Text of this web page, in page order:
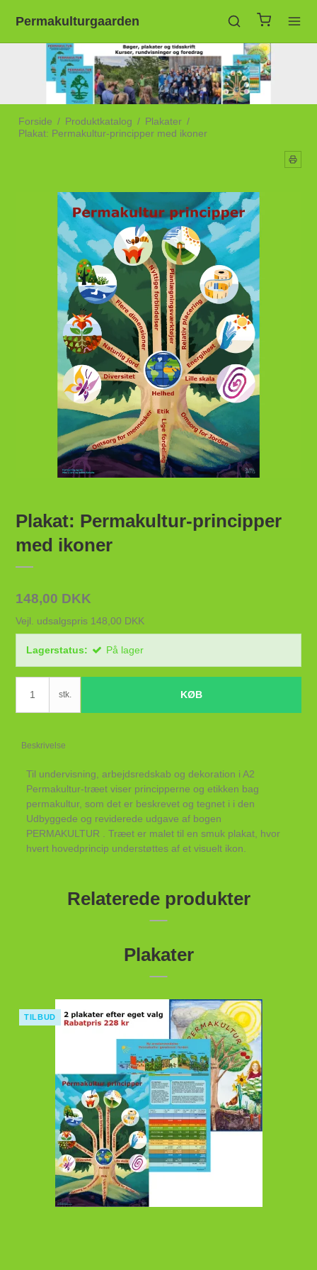
Permakulturgaarden
Forside / Produktkatalog / Plakater /
Plakat: Permakultur-principper med ikoner
Plakat: Permakultur-principper
med ikoner
148,00 DKK
Vejl. udsalgspris 148,00 DKK
Lagerstatus: På lager
stk. KØB
Beskrivelse
Til undervisning, arbejdsredskab og dekoration i A2
Permakultur-træet viser principperne og etikken bag
permakultur, som det er beskrevet og tegnet i i den
Udbyggede og reviderede udgave af bogen
PERMAKULTUR . Træet er malet til en smuk plakat, hvor
hvert hovedprincip understøttes af et visuelt ikon.
Relaterede produkter
Plakater
TILBUD